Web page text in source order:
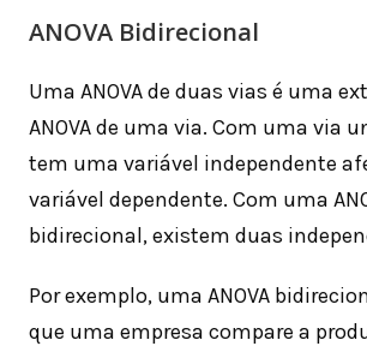
ANOVA Bidirecional
Uma ANOVA de duas vias é uma
ANOVA de uma via. Com uma via
tem uma variável independente
variável dependente. Com uma
bidirecional, existem duas
Por exemplo, uma ANOVA
que uma empresa compare a